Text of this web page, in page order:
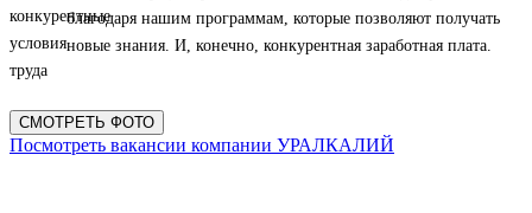
благодаря нашим программам, которые позволяют получать
новые знания. И, конечно, конкурентная заработная плата.
СМОТРЕТЬ ФОТО
Посмотреть вакансии компании УРАЛКАЛИЙ